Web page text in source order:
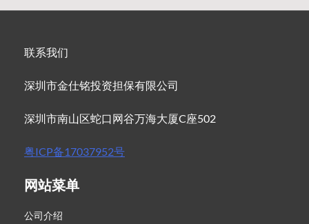
联系我们
深圳市金仕铭投资担保有限公司
深圳市南山区蛇口网谷万海大厦C座502
粤ICP备17037952号
网站菜单
公司介绍